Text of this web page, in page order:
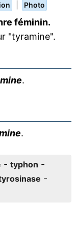
Photo
féminin.
"tyramine".
.
.
- typhon -
-